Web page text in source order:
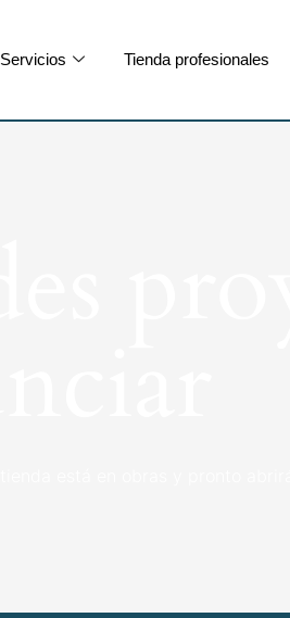
Servicios Tienda profesionales